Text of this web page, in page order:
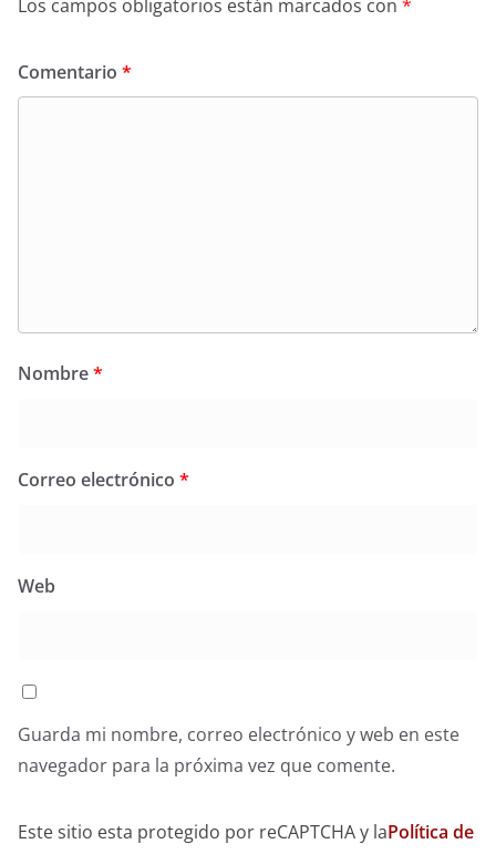
Los campos obligatorios están marcados con *
Comentario *
Nombre*
Correo electrónico *
Web
Guarda mi nombre, correo electrónico y web en este
navegador para la próxima vez que comente.
Este sitio esta protegido por reCAPTCHA y laPolítica de